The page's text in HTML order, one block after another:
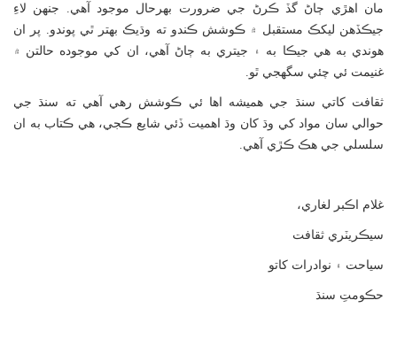
مان اھڙي ڄاڻ گڏ ڪرڻ جي ضرورت بھرحال موجود آھي. جنھن لاءِ
جيڪڏھن ليکڪ مستقبل ۾ ڪوشش ڪندو ته وڌيڪ بھتر ٿي پوندو. پر ان
ھوندي به ھي جيڪا به ۽ جيتري به ڄاڻ آھي، ان کي موجوده حالتن ۾
غنيمت ئي چئي سگھجي ٿو.
ثقافت کاتي سنڌ جي ھميشه اھا ئي ڪوشش رھي آھي ته سنڌ جي
حوالي سان مواد کي وڌ کان وڌ اھميت ڏئي شايع ڪجي، هي ڪتاب به ان
سلسلي جي هڪ ڪڙي آهي.
غلام اڪبر لغاري،
سيڪريٽري ثقافت
سياحت ۽ نوادرات کاتو
حڪومتِ سنڌ